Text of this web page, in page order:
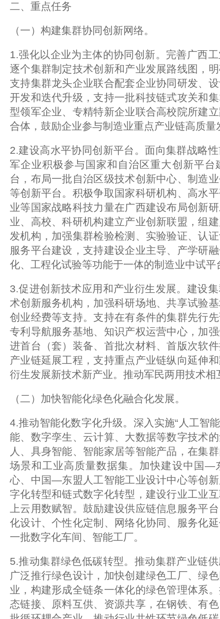
二、重点任务
（一）构建集群协同创新网络。
1.强化以企业为主体的协同创新。完善广西
逐个集群制定技术创新和产业发展路线图，
支持集群龙头企业联合配套企业协同研发、
开发和迭代升级，支持一批科技链式攻关和
型领军企业、专精特新企业联合高校院所建
合体，鼓励企业参与制造业重点产业链高质量
2.建设高水平协同创新平台。面向集群战略
军企业积极参与国家和自治区重大创新平台
台，布局一批自治区级技术创新中心、制造
等创新平台。积极争取国家科研机构、高水
业等国家战略科技力量在广西建设布局创新
业、高校、科研机构建立产业创新联盟，组
发机构，加强集群检验检测、实验验证、认
服务平台建设，支持建设企业主导、产学研
化、工程化试验等功能于一体的制造业中试平
3.促进创新技术应用和产业衍生发展。建设
术创新服务机构，加强科研场地、共享试验
创业经费等支持。支持在有条件的集群先行
专利导航服务基地、知识产权运营中心，加
进首台（套）装备、首批次材料、首版次软
产业链延展工程，支持重点产业链纵向延伸
衍生发展新技术新产业。推动军民两用技术相
（二）加快智能化绿色化融合化发展。
4.推动智能化数字化升级。深入实施“人工智
能、数字孪生、云计算、大数据等数字技术
人、具身智能、智能家居等智能产品，在集
场景和工业高质量数据集。加快建设中国—
心、中国—东盟人工智能工业设计中心等创
字化转型和链式数字化转型，建设行业工业
上云用数赋智。鼓励建设供应链信息服务平
化设计、个性化定制、网络化协同、服务化
一批数字化车间、智能工厂。
5.推动集群绿色低碳转型。推动集群产业链
广泛推行绿色设计，加快创建绿色工厂、绿
业，构建形成全链条一体化的绿色管理体系
态链接、原料互供、资源共享，在钢铁、有